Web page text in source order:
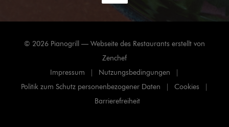
© 2026 Pianogrill — Webseite des Restaurants erstellt von
Zenchef((öffnet ein neues Fenster))
Impressum
((öffnet ein neues Fenster))
Nutzungsbedingungen
((öffnet ein neues Fenster))
Politik zum Schutz personenbezogener Daten
((öffnet ein neues Fenster))
Cookies
((öffnet
Barrierefreiheit